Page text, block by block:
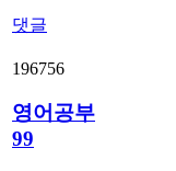
댓글
196756
영어공부
99